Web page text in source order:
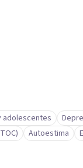
adolescentes
Autoestima